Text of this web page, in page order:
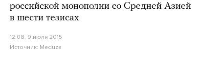
российской монополии со Средней Азией
в шести тезисах
12:08, 9 июля 2015
Источник: Meduza